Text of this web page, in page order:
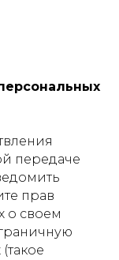
передаче
прав
о своем